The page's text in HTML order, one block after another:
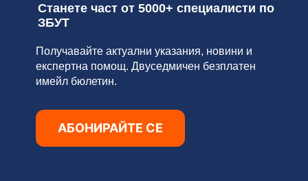
Станете част от 5000+ специалисти по
ЗБУТ
Получавайте актуални указания, новини и
експертна помощ. Двуседмичен безплатен
имейл бюлетин.
АБОНИРАЙТЕ СЕ